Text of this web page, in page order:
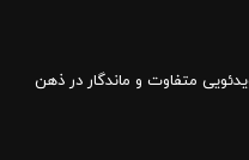
متفاوت و ماندگار در ذهن